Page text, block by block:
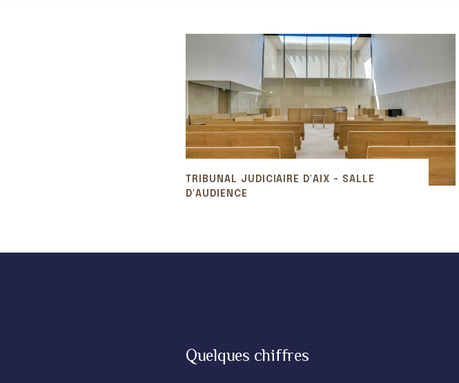
TRIBUNAL JUDICIAIRE D'AIX - SALLE
D'AUDIENCE
Quelques chiffres